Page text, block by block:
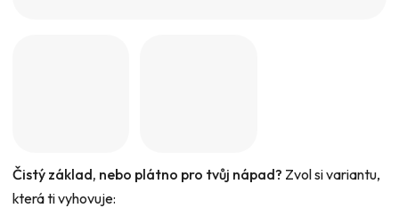
Čistý základ, nebo plátno pro tvůj nápad? Zvol si variantu,
která ti vyhovuje: